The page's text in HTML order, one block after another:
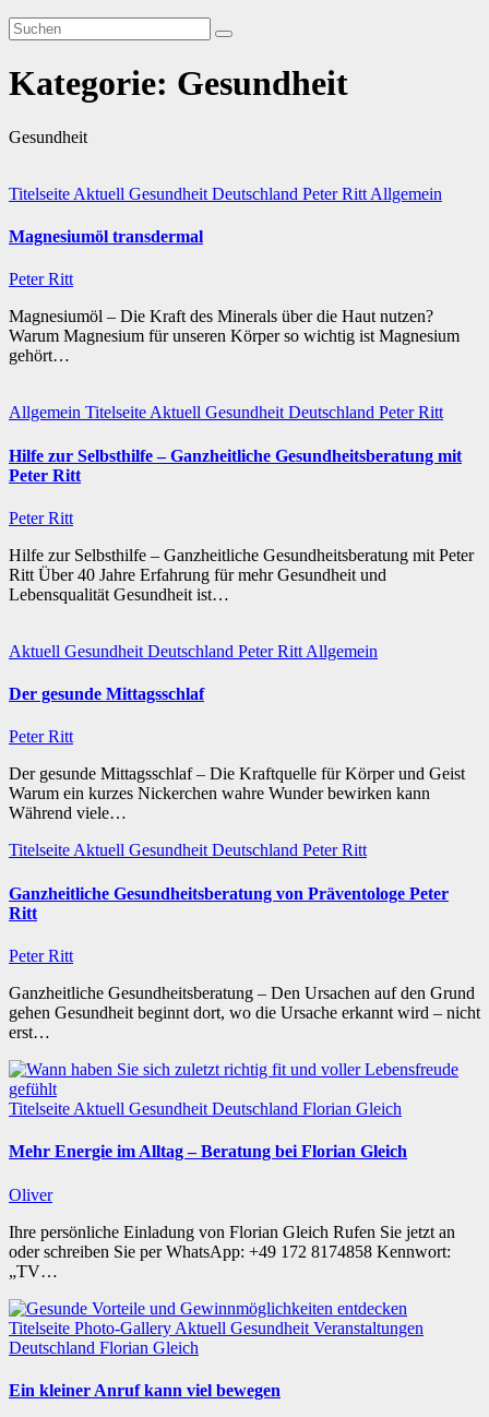
Kategorie: Gesundheit
Gesundheit
Titelseite Aktuell Gesundheit Deutschland Peter Ritt Allgemein
Magnesiumöl transdermal
Peter Ritt
Magnesiumöl – Die Kraft des Minerals über die Haut nutzen?
Warum Magnesium für unseren Körper so wichtig ist Magnesium
gehört…
Allgemein TitelseiteAktuell GesundheitDeutschland Peter Ritt
Hilfe zur Selbsthilfe – Ganzheitliche Gesundheitsberatung mit
Peter Ritt
Peter Ritt
Hilfe zur Selbsthilfe – Ganzheitliche Gesundheitsberatung mit Peter
Ritt Über 40 Jahre Erfahrung für mehr Gesundheit und
Lebensqualität Gesundheit ist…
Aktuell Gesundheit Deutschland Peter Ritt Allgemein
Der gesunde Mittagsschlaf
Peter Ritt
Der gesunde Mittagsschlaf – Die Kraftquelle für Körper und Geist
Warum ein kurzes Nickerchen wahre Wunder bewirken kann
Während viele…
TitelseiteAktuell GesundheitDeutschland Peter Ritt
Ganzheitliche Gesundheitsberatung von Präventologe Peter
Ritt
Peter Ritt
Ganzheitliche Gesundheitsberatung – Den Ursachen auf den Grund
gehen Gesundheit beginnt dort, wo die Ursache erkannt wird – nicht
erst…
Titelseite Aktuell Gesundheit Deutschland Florian Gleich
Mehr Energie im Alltag – Beratung bei Florian Gleich
Oliver
Ihre persönliche Einladung von Florian Gleich Rufen Sie jetzt an
oder schreiben Sie per WhatsApp: +49 172 8174858 Kennwort:
„TV…
Titelseite Photo-Gallery Aktuell Gesundheit Veranstaltungen
Deutschland Florian Gleich
Ein kleiner Anruf kann viel bewegen